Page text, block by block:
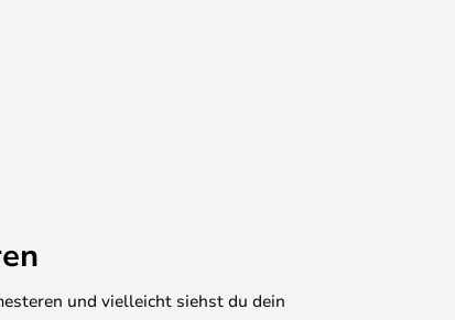
und vielleicht siehst du dein